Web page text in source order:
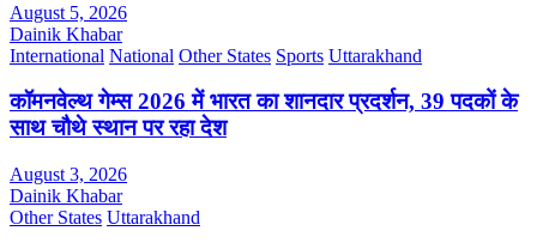
August 5, 2026
Dainik Khabar
International National Other States Sports Uttarakhand
कॉमनवेल्थ गेम्स 2026 में भारत का शानदार प्रदर्शन, 39 पदकों के
साथ चौथे स्थान पर रहा देश
August 3, 2026
Dainik Khabar
Other States Uttarakhand